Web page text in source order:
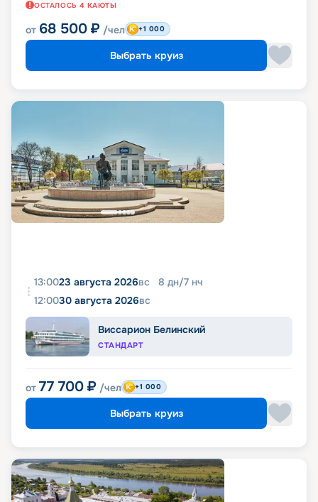
ОСТАЛОСЬ 4 КАЮТЫ
от 68 500 ₽ /чел +1 000
Выбрать круиз
13:0023 августа 2026вс 8 дн/7 нч
12:0030 августа 2026вс
Виссарион Белинский
СТАНДАРТ
от 77 700 ₽ /чел +1 000
Выбрать круиз